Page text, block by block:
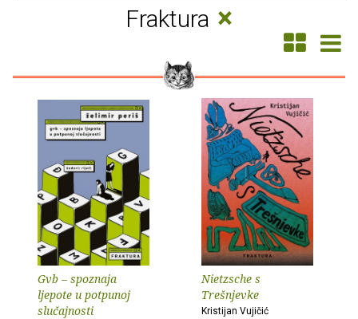
Fraktura ×
Gvb – spoznaja
ljepote u potpunoj
slučajnosti
Nietzsche s
Trešnjevke
Kristijan Vujičić